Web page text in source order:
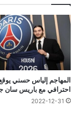
المهاجم إلياس حسني
احترافي مع باريس سان
2022-12-31